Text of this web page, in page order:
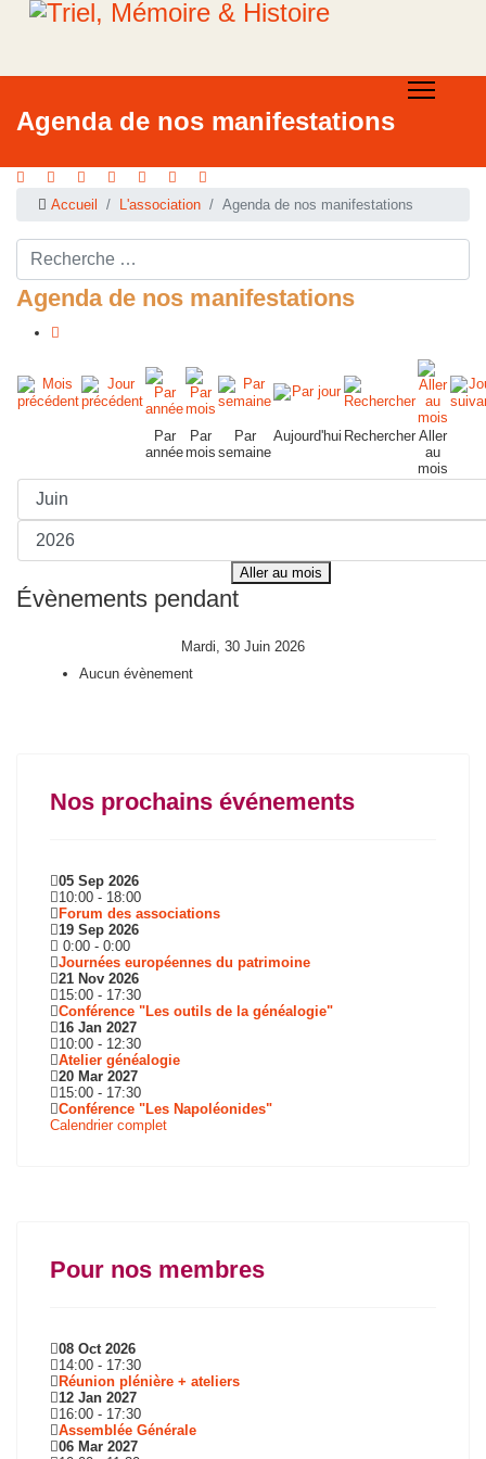
Agenda de nos manifestations
Accueil L'association Agenda de nos manifestations
Rechercher ...
Agenda de nos manifestations
Par
année
Par
mois
Par
semaine
Aujourd'hui Rechercher Aller
au
mois
Aller au mois
Évènements pendant
Mardi, 30 Juin 2026
Aucun évènement
Nos prochains événements
05 Sep 2026
10:00 - 18:00
Forum des associations
19 Sep 2026
0:00 - 0:00
Journées européennes du patrimoine
21 Nov 2026
15:00 - 17:30
Conférence "Les outils de la généalogie"
16 Jan 2027
10:00 - 12:30
Atelier généalogie
20 Mar 2027
15:00 - 17:30
Conférence "Les Napoléonides"
Calendrier complet
Pour nos membres
08 Oct 2026
14:00 - 17:30
Réunion plénière + ateliers
12 Jan 2027
16:00 - 17:30
Assemblée Générale
06 Mar 2027